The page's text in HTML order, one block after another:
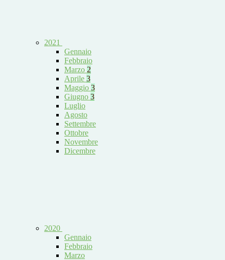
2021
Gennaio
Febbraio
Marzo 2
Aprile 3
Maggio 3
Giugno 3
Luglio
Agosto
Settembre
Ottobre
Novembre
Dicembre
2020
Gennaio
Febbraio
Marzo